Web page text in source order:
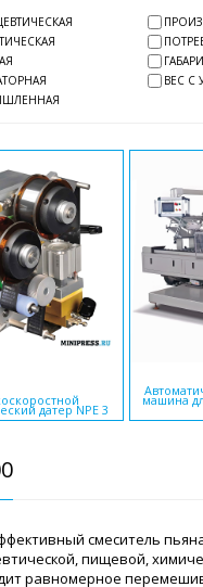
ВЕС С
датер NPE 3
машина
смеситель
пищевой,
равномерное